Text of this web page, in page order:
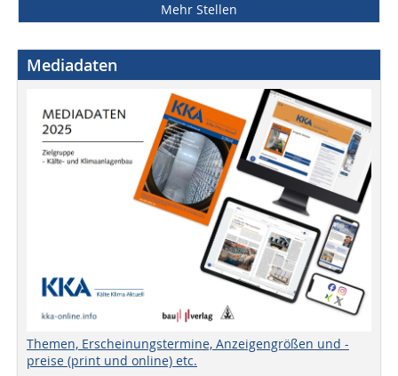
Mehr Stellen
Mediadaten
Themen, Erscheinungstermine, Anzeigengrößen und -
preise (print und online) etc.